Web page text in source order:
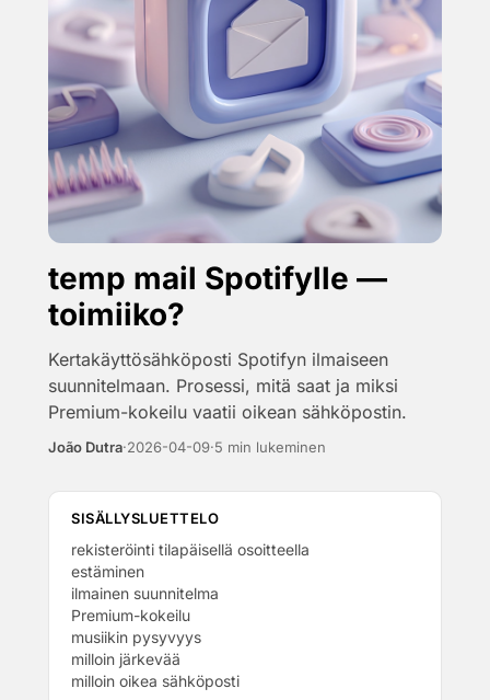
temp mail Spotifylle —
toimiiko?
Kertakäyttösähköposti Spotifyn ilmaiseen
suunnitelmaan. Prosessi, mitä saat ja miksi
Premium-kokeilu vaatii oikean sähköpostin.
João Dutra·2026-04-09·5 min lukeminen
SISÄLLYSLUETTELO
rekisteröinti tilapäisellä osoitteella
estäminen
ilmainen suunnitelma
Premium-kokeilu
musiikin pysyvyys
milloin järkevää
milloin oikea sähköposti